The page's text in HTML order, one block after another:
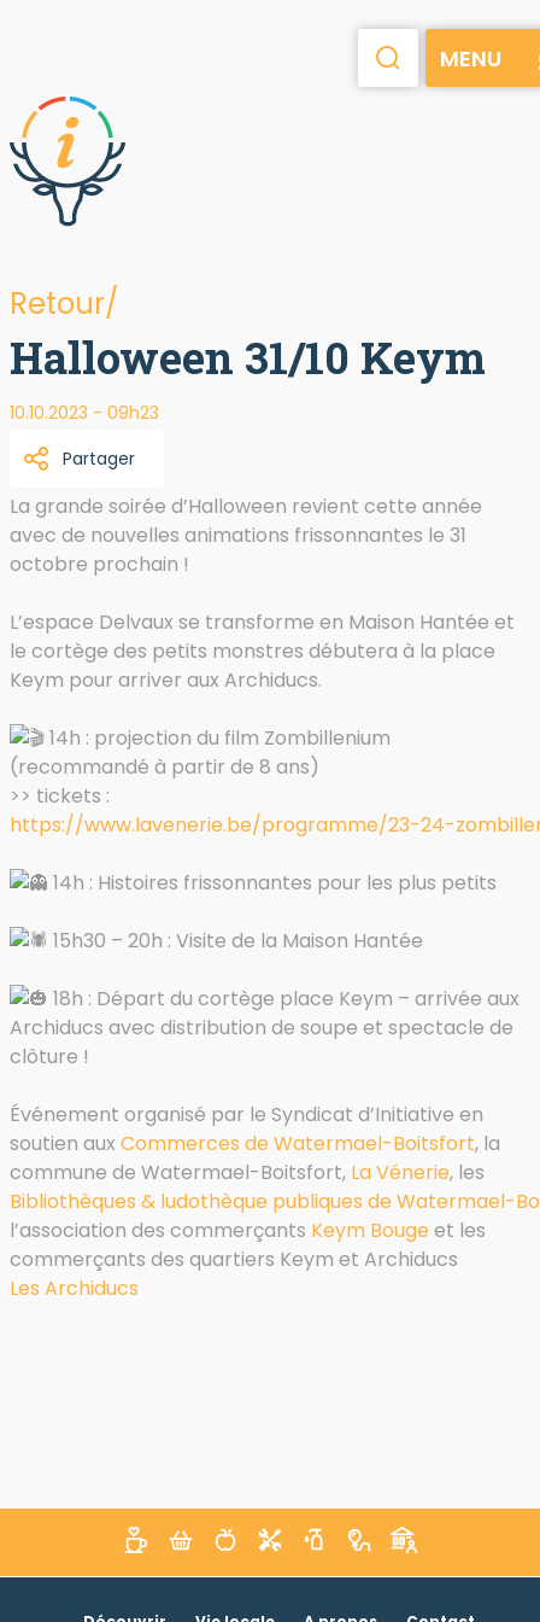
MENU
Retour/
Halloween 31/10 Keym
10.10.2023 - 09h23
Partager
La grande soirée d’Halloween revient cette année
avec de nouvelles animations frissonnantes le 31
octobre prochain !
L’espace Delvaux se transforme en Maison Hantée et
le cortège des petits monstres débutera à la place
Keym pour arriver aux Archiducs.
14h : projection du film Zombillenium
(recommandé à partir de 8 ans)
>> tickets :
https://www.lavenerie.be/programme/23-24-
14h : Histoires frissonnantes pour les plus petits
15h30 – 20h : Visite de la Maison Hantée
18h : Départ du cortège place Keym – arrivée aux
Archiducs avec distribution de soupe et spectacle de
clôture !
Événement organisé par le Syndicat d’Initiative en
soutien aux Commerces de Watermael-Boitsfort, la
commune de Watermael-Boitsfort, La Vénerie, les
Bibliothèques & ludothèque publiques de Watermael-
l’association des commerçants Keym Bouge et les
commerçants des quartiers Keym et Archiducs
Les Archiducs